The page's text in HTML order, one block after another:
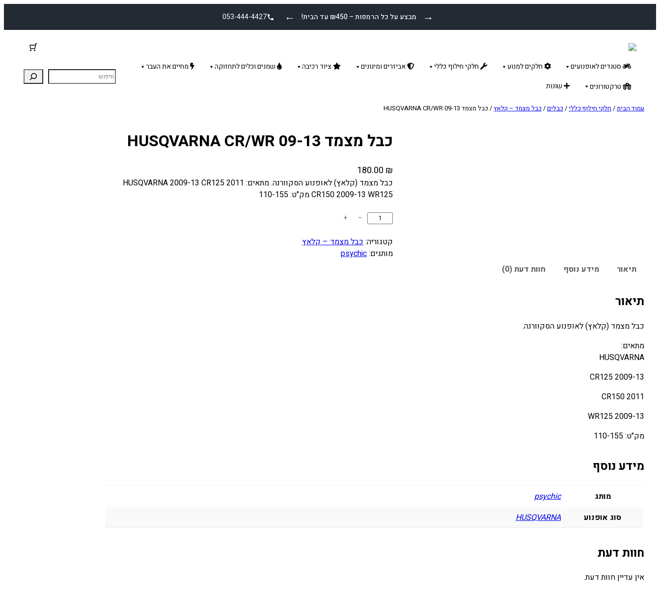
← מבצע על כל הרמפות – ₪450 עד הבית! →
053-444-4427
סטנדים לאופנועים חלקים למנוע חלקי חילוף כללי אביזרים ומיגונים ציוד רכיבה שמנים וכלים לתחזוקה
מחיים את העבר
טרקטורונים
שונות
עמוד הבית/ חלקי חילוף כללי/ כבלים/ כבל מצמד – קלאץ/ כבל מצמד HUSQVARNA CR/WR 09-13
כבל מצמד HUSQVARNA CR/WR 09-13
180.00 ₪
כבל מצמד (קלאץ) לאופנוע הסקוורנה. מתאים: HUSQVARNA 2009-13 CR125 2011
CR150 2009-13 WR125 מק"ט: 110-155
ו
ת
R
−
+
קטגוריה:כבל מצמד – קלאץ
מותגים:psychic
תיאור
מידע נוסף חוות דעת (0)
תיאור
כבל מצמד (קלאץ) לאופנוע הסקוורנה.
מתאים:
HUSQVARNA
2009-13 CR125
2011 CR150
2009-13 WR125
מק"ט: 110-155
מידע נוסף
מותג
psychic
סוג אופנוע
HUSQVARNA
חוות דעת
אין עדיין חוות דעת.